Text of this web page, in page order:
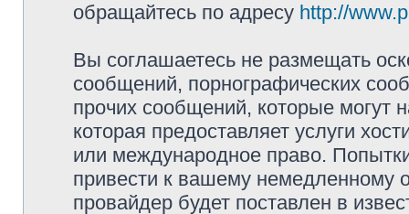
обращайтесь по адресу http://
Вы соглашаетесь не размещать
сообщений, порнографических
прочих сообщений, которые могут
которая предоставляет услуги
или международное право.
привести к вашему немедленному
провайдер будет поставлен в